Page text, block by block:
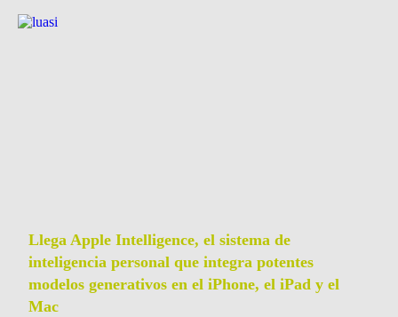
Llega Apple Intelligence, el sistema de
inteligencia personal que integra potentes
modelos generativos en el iPhone, el iPad y el
Mac